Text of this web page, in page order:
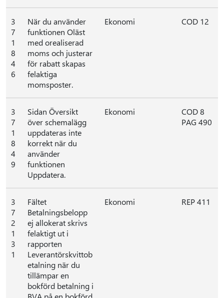
3
7
1
8
4
6
När du använder
funktionen Oläst
med orealiserad
moms och justerar
för rabatt skapas
felaktiga
momsposter.
Ekonomi COD 12
3
7
1
8
4
9
Sidan Översikt
över schemalägg
uppdateras inte
korrekt när du
använder
funktionen
Uppdatera.
Ekonomi
COD 8
PAG 490
3
7
2
1
3
1
Fältet
Betalningsbelopp
ej allokerat skrivs
felaktigt ut i
rapporten
Leverantörskvittob
etalning när du
tillämpar en
bokförd betalning i
Ekonomi REP 411